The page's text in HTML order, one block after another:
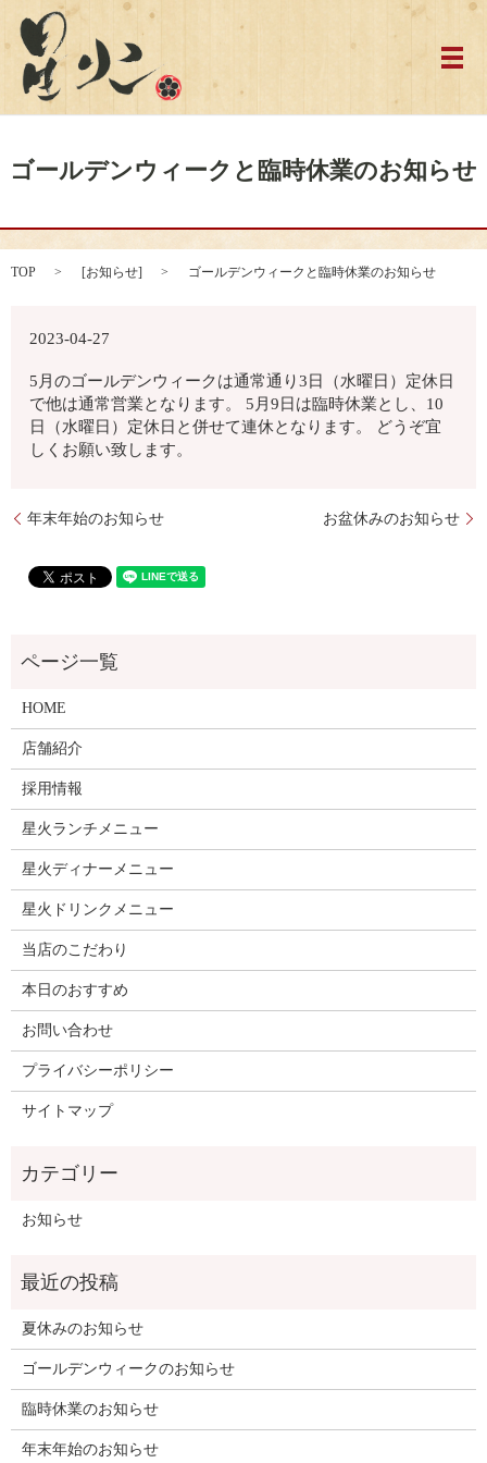
メ
ゴールデンウィークと臨時休業のお知らせ
TOP [お知らせ] ゴールデンウィークと臨時休業のお知らせ
2023-04-27
5月のゴールデンウィークは通常通り3日（水曜日）定休日
で他は通常営業となります。 5月9日は臨時休業とし、10
日（水曜日）定休日と併せて連休となります。 どうぞ宜
しくお願い致します。
年末年始のお知らせ お盆休みのお知らせ
HOME
店舗紹介
採用情報
星火ランチメニュー
星火ディナーメニュー
星火ドリンクメニュー
当店のこだわり
本日のおすすめ
お問い合わせ
プライバシーポリシー
サイトマップ
お知らせ
夏休みのお知らせ
ゴールデンウィークのお知らせ
臨時休業のお知らせ
年末年始のお知らせ